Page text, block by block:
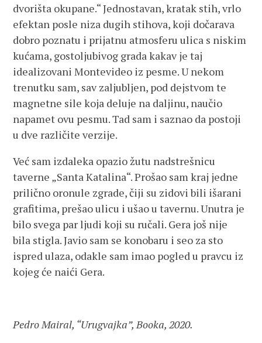
dvorišta okupane.“ Jednostavan, kratak stih, vrlo
efektan posle niza dugih stihova, koji dočarava
dobro poznatu i prijatnu atmosferu ulica s niskim
kućama, gostoljubivog grada kakav je taj
idealizovani Montevideo iz pesme. U nekom
trenutku sam, sav zaljubljen, pod dejstvom te
magnetne sile koja deluje na daljinu, naučio
napamet ovu pesmu. Tad sam i saznao da postoji
u dve različite verzije.
Već sam izdaleka opazio žutu nadstrešnicu
taverne „Santa Katalina“. Prošao sam kraj jedne
prilično oronule zgrade, čiji su zidovi bili išarani
grafitima, prešao ulicu i ušao u tavernu. Unutra je
bilo svega par ljudi koji su ručali. Gera još nije
bila stigla. Javio sam se konobaru i seo za sto
ispred ulaza, odakle sam imao pogled u pravcu iz
kojeg će naići Gera.
Pedro Mairal, “Urugvajka”, Booka, 2020.